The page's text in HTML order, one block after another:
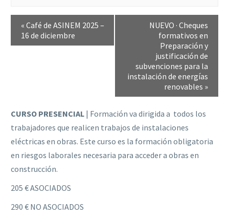
« Café de ASINEM 2025 –
16 de diciembre
NUEVO · Cheques
formativos en
Preparación y
justificación de
subvenciones para la
instalación de energías
renovables »
CURSO PRESENCIAL | Formación va dirigida a todos los
trabajadores que realicen trabajos de instalaciones
eléctricas en obras. Este curso es la formación obligatoria
en riesgos laborales necesaria para acceder a obras en
construcción.
205 € ASOCIADOS
290 € NO ASOCIADOS